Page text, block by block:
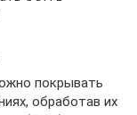
покрывать
обработав их